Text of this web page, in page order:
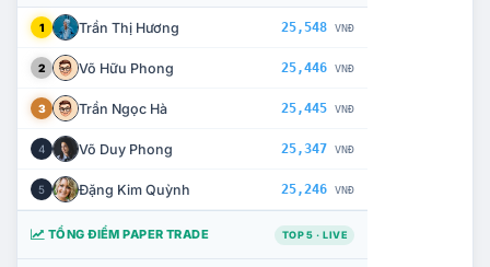
1 Trần Thị Hương 25,548 VNĐ
2 Võ Hữu Phong 25,446 VNĐ
3 Trần Ngọc Hà 25,445 VNĐ
4 Võ Duy Phong 25,347 VNĐ
5 Đặng Kim Quỳnh 25,246 VNĐ
TỔNG ĐIỂM PAPER TRADE TOP 5 · LIVE